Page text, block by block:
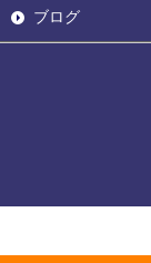
ブログ